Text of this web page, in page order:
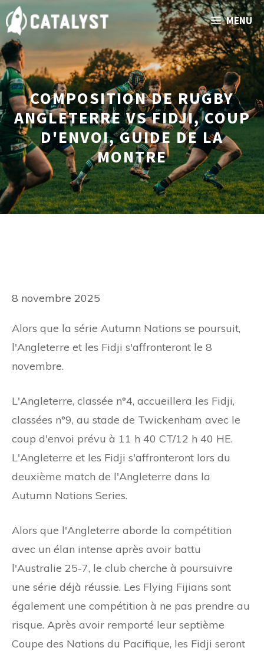
Aller
au
contenu
MENU
COMPOSITION DE RUGBY
ANGLETERRE VS FIDJI, COUP
D'ENVOI, GUIDE DE LA
MONTRE
8 novembre 2025
Alors que la série Autumn Nations se poursuit,
l'Angleterre et les Fidji s'affronteront le 8
novembre.
L'Angleterre, classée n°4, accueillera les Fidji,
classées n°9, au stade de Twickenham avec le
coup d'envoi prévu à 11 h 40 CT/12 h 40 HE.
L'Angleterre et les Fidji s'affronteront lors du
deuxième match de l'Angleterre dans la
Autumn Nations Series.
Alors que l'Angleterre aborde la compétition
avec un élan intense après avoir battu
l'Australie 25-7, le club cherche à poursuivre
une série déjà réussie. Les Flying Fijians sont
également une compétition à ne pas prendre au
risque. Après avoir remporté leur septième
Coupe des Nations du Pacifique, les Fidji seront